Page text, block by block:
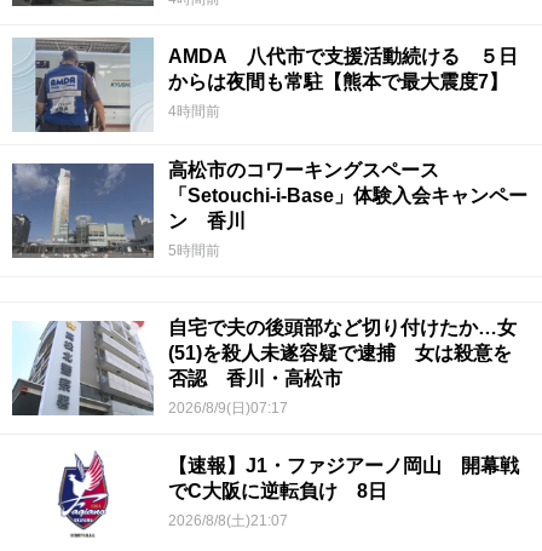
AMDA 八代市で支援活動続ける ５日
からは夜間も常駐【熊本で最大震度7】
4時間前
高松市のコワーキングスペース
「Setouchi-i-Base」体験入会キャンペー
ン 香川
5時間前
自宅で夫の後頭部など切り付けたか…女
(51)を殺人未遂容疑で逮捕 女は殺意を
否認 香川・高松市
2026/8/9(日)07:17
【速報】J1・ファジアーノ岡山 開幕戦
でC大阪に逆転負け 8日
2026/8/8(土)21:07